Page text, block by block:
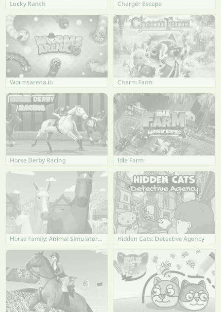
Lucky Ranch Charger Escape
Wormsarena.io Charm Farm
Horse Derby Racing Idle Farm
Horse Family: Animal Simulator 3D Hidden Cats: Detective Agency